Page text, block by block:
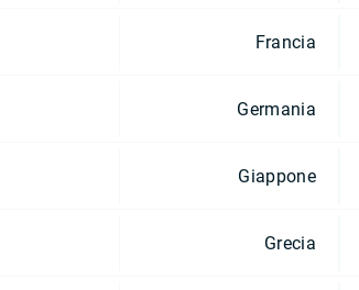
Francia
Germania
Giappone
Grecia